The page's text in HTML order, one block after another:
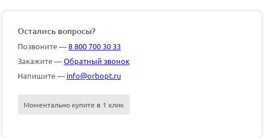
Остались вопросы?
Позвоните —8 800 700 30 33
Закажите —Обратный звонок
Напишите — info@orbopt.ru
Моментально купите в 1 клик